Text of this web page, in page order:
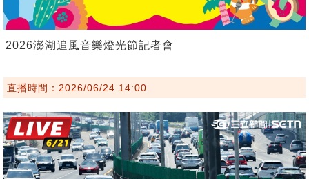
2026澎湖追風音樂燈光節記者會
直播時間：2026/06/24 14:00